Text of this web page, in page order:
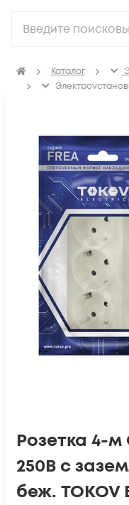
Каталог
Розетка 4-м
250В с
беж. TOKOV